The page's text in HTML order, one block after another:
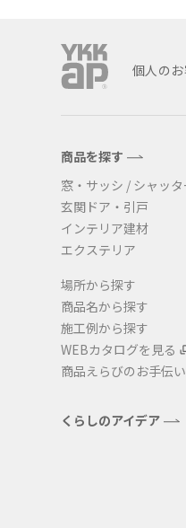
個人の
商品を探す
窓・サッシ / シャッタ
玄関ドア・引戸
インテリア建材
エクステリア
場所から探す
商品名から探す
施工例から探す
WEBカタログを見る
商品えらびのお手伝い
くらしのアイデア